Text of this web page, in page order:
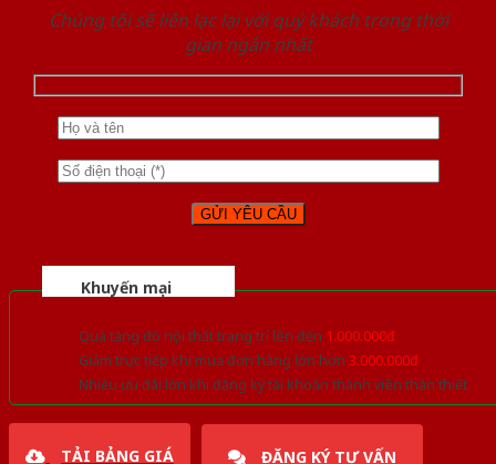
Chúng tôi sẽ liên lạc lại với quý khách trong thời
gian ngắn nhất
Khuyến mại
Quà tặng đồ nội thất trang trí lên đến 1.000.000đ
Giảm trực tiếp khi mua đơn hàng lớn hơn 3.000.000đ
Nhiều ưu đãi lớn khi đăng ký tài khoản thành viên thân thiết
TẢI BẢNG GIÁ ĐĂNG KÝ TƯ VẤN